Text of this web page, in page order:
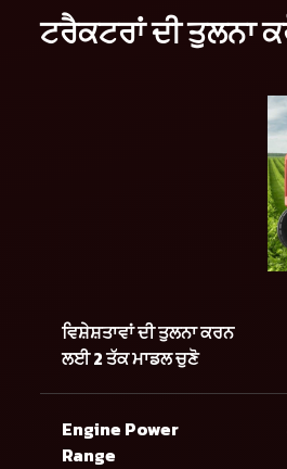
ਟਰੈਕਟਰਾਂ ਦੀ ਤੁਲਨਾ
ਵਿਸ਼ੇਸ਼ਤਾਵਾਂ ਦੀ ਤੁਲਨਾ ਕਰਨ
ਲਈ 2 ਤੱਕ ਮਾਡਲ ਚੁਣੋ
Engine Power
Range